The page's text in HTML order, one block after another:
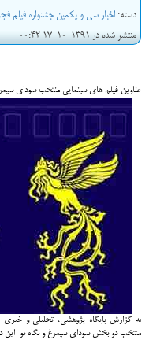
دسته: اخبار سی و یکمین جشنواره فیلم فجر
منتشر شده در 1391-10-17 00:42
عناوين فيلم هاي سينمايي منتخب سوداي
به گزارش پایگاه پژوهشی، تحلیلی و
منتخب دو بخش سوداي سيمرغ و نگاه نو اين